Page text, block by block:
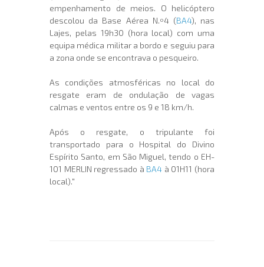
empenhamento de meios. O helicóptero
descolou da Base Aérea N.º4 (BA4), nas
Lajes, pelas 19h30 (hora local) com uma
equipa médica militar a bordo e seguiu para
a zona onde se encontrava o pesqueiro.
As condições atmosféricas no local do
resgate eram de ondulação de vagas
calmas e ventos entre os 9 e 18 km/h.
Após o resgate, o tripulante foi
transportado para o Hospital do Divino
Espírito Santo, em São Miguel, tendo o EH-
101 MERLIN regressado à BA4 à 01H11 (hora
local)."